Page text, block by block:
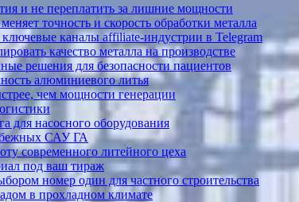
и не переплатить за лишние мощности
точность и скорость обработки металла
каналы affiliate-индустрии в Telegram
качество металла на производстве
решения для безопасности пациентов
алюминиевого литья
чем мощности генерации
для насосного оборудования
САУ ГА
современного литейного цеха
под ваш тираж
номер один для частного строительства
в прохладном климате